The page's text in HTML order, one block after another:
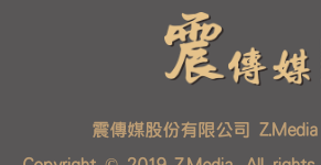
震傳媒股份有限公司 Z.Media